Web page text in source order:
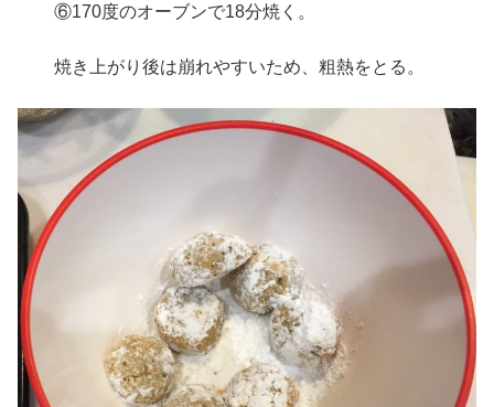
⑥170度のオーブンで18分焼く。
焼き上がり後は崩れやすいため、粗熱をとる。